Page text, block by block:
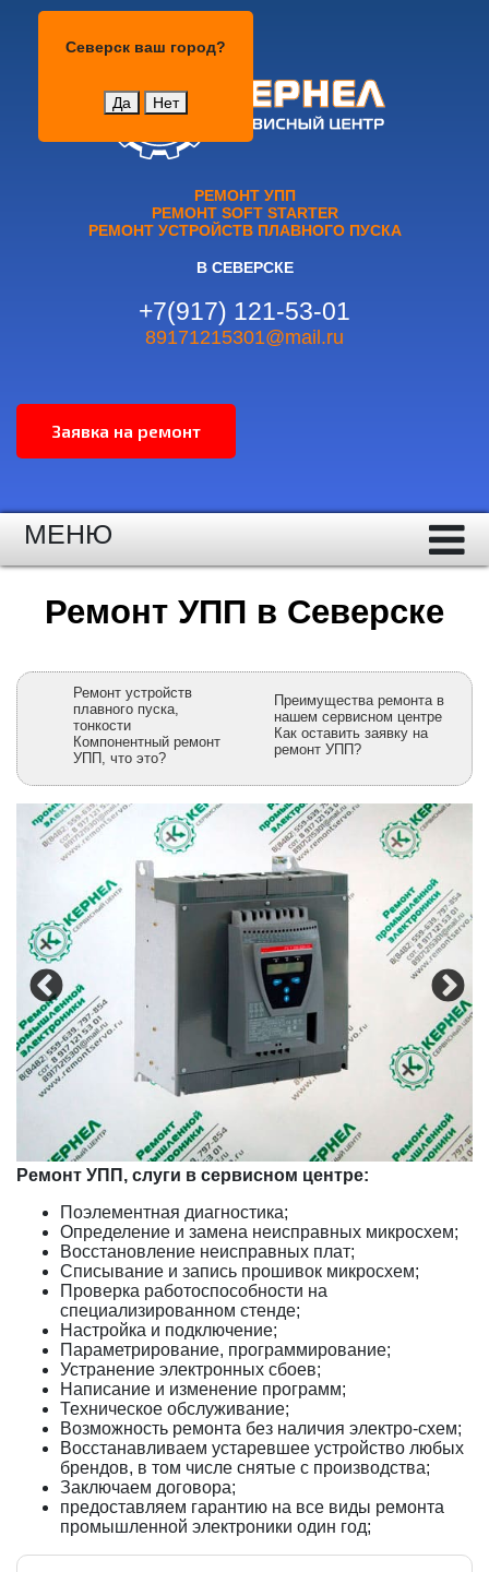
Северск ваш город?
Да Нет
РЕМОНТ УПП
РЕМОНТ SOFT STARTER
РЕМОНТ УСТРОЙСТВ ПЛАВНОГО ПУСКА
В СЕВЕРСКЕ
+7(917) 121-53-01
89171215301@mail.ru
МЕНЮ
Ремонт УПП в Северске
Ремонт устройств
плавного пуска,
тонкости
Компонентный ремонт
УПП, что это?
Преимущества ремонта в
нашем сервисном центре
Как оставить заявку на
ремонт УПП?
Ремонт УПП, слуги в сервисном центре:
Поэлементная диагностика;
Определение и замена неисправных микросхем;
Восстановление неисправных плат;
Списывание и запись прошивок микросхем;
Проверка работоспособности на
специализированном стенде;
Настройка и подключение;
Параметрирование, программирование;
Устранение электронных сбоев;
Написание и изменение программ;
Техническое обслуживание;
Возможность ремонта без наличия электро-схем;
Восстанавливаем устаревшее устройство любых
брендов, в том числе снятые с производства;
Заключаем договора;
предоставляем гарантию на все виды ремонта
промышленной электроники один год;